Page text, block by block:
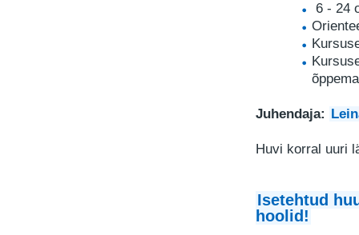
6 - 24
Juhendaja:
Huvi korral uuri
Isetehtud
hoolid!